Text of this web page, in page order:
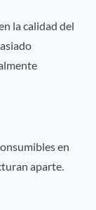
la calidad del
en
aparte.